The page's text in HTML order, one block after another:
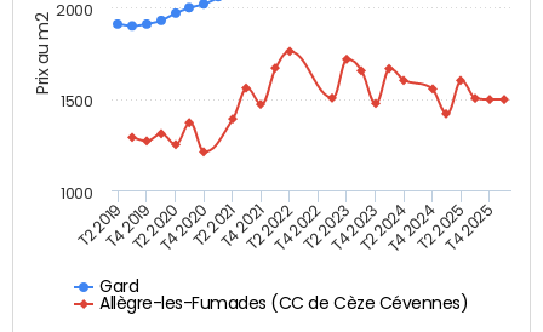
Prix au m2
Gard
Allègre-les-Fumades (CC de Cèze Cévennes)
T2 2019T4 2019T2 2020T4 2020T2 2021T4 2021T2 2022T4 2022T2 2023T4 2023T2 2024T4 2024T2 2025T4 2025
1000
1500
2000